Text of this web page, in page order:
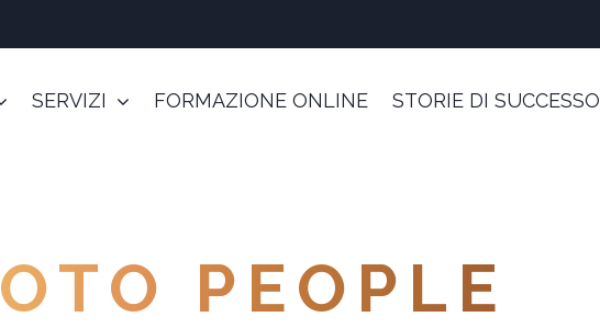
SERVIZI FORMAZIONE ONLINE STORIE DI SUCCESSO
OTO PEOPLE